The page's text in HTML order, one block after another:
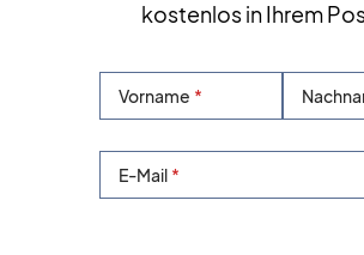
kostenlos in Ihrem
Vorname
E-Mail